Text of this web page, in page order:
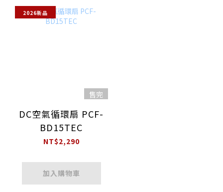
2026新品
售完
DC空氣循環扇 PCF-
BD15TEC
NT$2,290
加入購物車